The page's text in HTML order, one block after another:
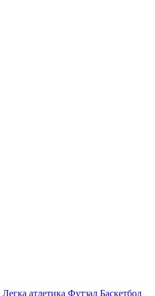
Легка атлетика Футзал Баскетбол